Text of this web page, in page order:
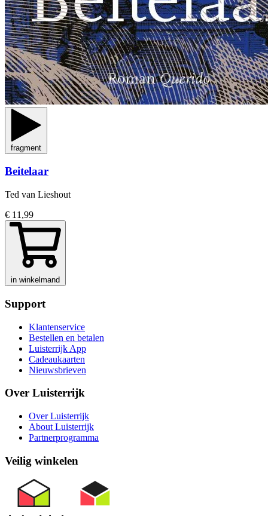
fragment
Beitelaar
Ted van Lieshout
€ 11,99
in winkelmand
Support
Klantenservice
Bestellen en betalen
Luisterrijk App
Cadeaukaarten
Nieuwsbrieven
Over Luisterrijk
Over Luisterrijk
About Luisterrijk
Partnerprogramma
Veilig winkelen